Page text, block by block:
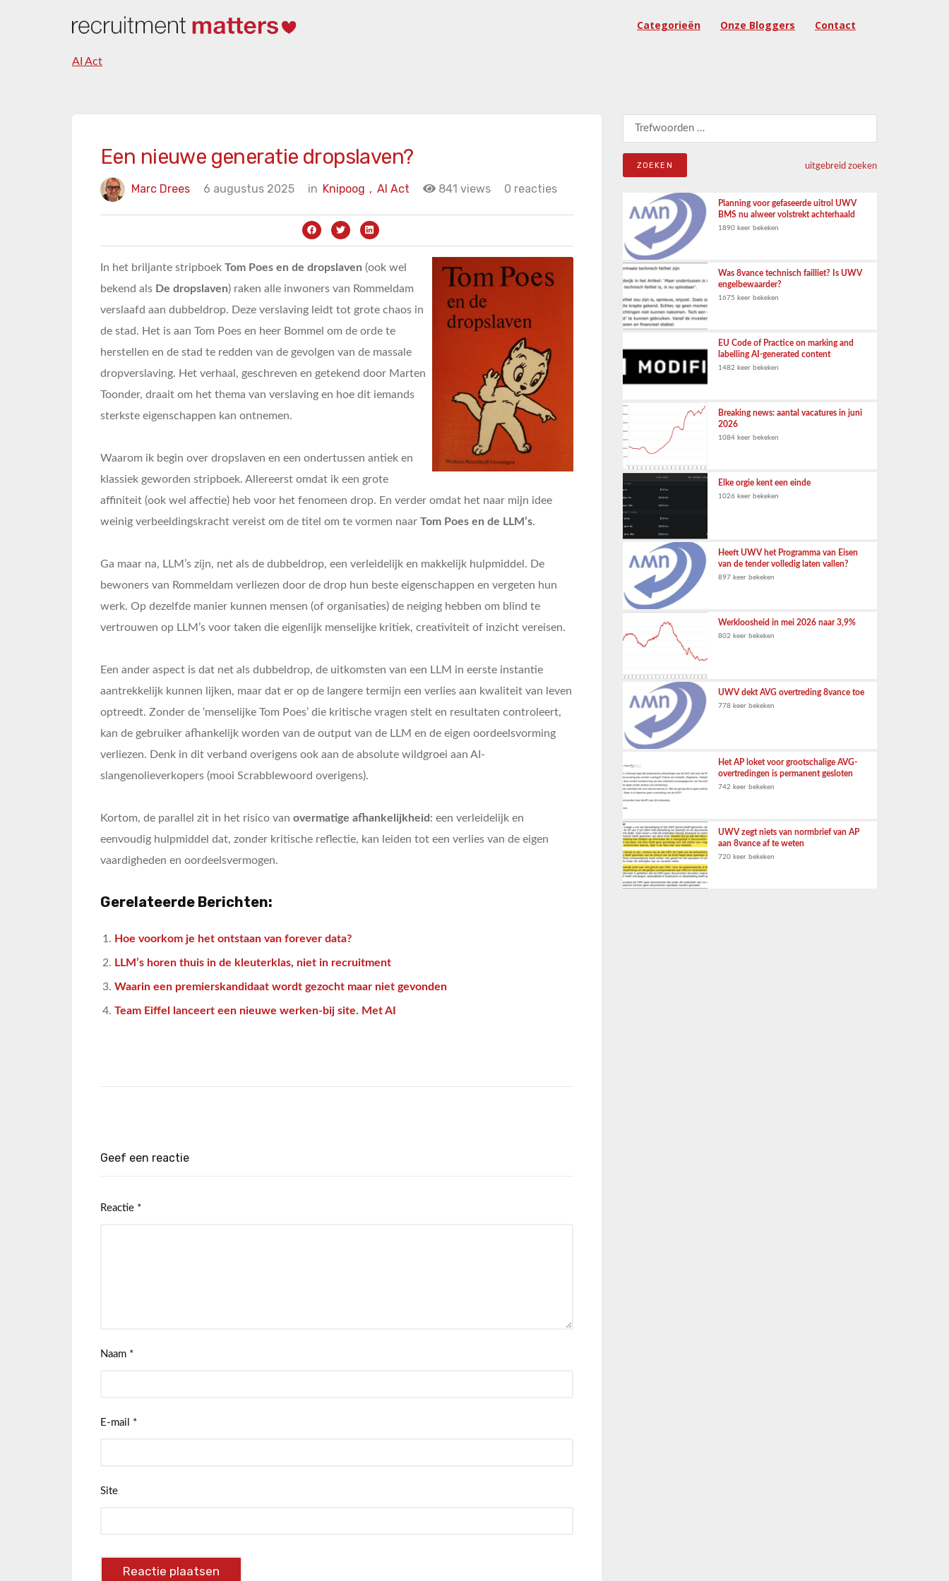
Categorieën Onze Bloggers Contact
AI Act
Een nieuwe generatie dropslaven?
Marc Drees 6 augustus 2025 in AI Act
Knipoog , 841 views 0 reacties
In het briljante stripboek Tom Poes en de dropslaven (ook wel
bekend als De dropslaven) raken alle inwoners van Rommeldam
verslaafd aan dubbeldrop. Deze verslaving leidt tot grote chaos in
de stad. Het is aan Tom Poes en heer Bommel om de orde te
herstellen en de stad te redden van de gevolgen van de massale
dropverslaving. Het verhaal, geschreven en getekend door Marten
Toonder, draait om het thema van verslaving en hoe dit iemands
sterkste eigenschappen kan ontnemen.
Waarom ik begin over dropslaven en een ondertussen antiek en
klassiek geworden stripboek. Allereerst omdat ik een grote
affiniteit (ook wel affectie) heb voor het fenomeen drop. En verder omdat het naar mijn idee
weinig verbeeldingskracht vereist om de titel om te vormen naar Tom Poes en de LLM’s.
Ga maar na, LLM’s zijn, net als de dubbeldrop, een verleidelijk en makkelijk hulpmiddel. De
bewoners van Rommeldam verliezen door de drop hun beste eigenschappen en vergeten hun
werk. Op dezelfde manier kunnen mensen (of organisaties) de neiging hebben om blind te
vertrouwen op LLM’s voor taken die eigenlijk menselijke kritiek, creativiteit of inzicht vereisen.
Een ander aspect is dat net als dubbeldrop, de uitkomsten van een LLM in eerste instantie
aantrekkelijk kunnen lijken, maar dat er op de langere termijn een verlies aan kwaliteit van leven
optreedt. Zonder de ‘menselijke Tom Poes’ die kritische vragen stelt en resultaten controleert,
kan de gebruiker afhankelijk worden van de output van de LLM en de eigen oordeelsvorming
verliezen. Denk in dit verband overigens ook aan de absolute wildgroei aan AI-
slangenolieverkopers (mooi Scrabblewoord overigens).
Kortom, de parallel zit in het risico van overmatige afhankelijkheid : een verleidelijk en
eenvoudig hulpmiddel dat, zonder kritische reflectie, kan leiden tot een verlies van de eigen
vaardigheden en oordeelsvermogen.
Gerelateerde Berichten:
Hoe voorkom je het ontstaan van forever data?
LLM’s horen thuis in de kleuterklas, niet in recruitment
Waarin een premierskandidaat wordt gezocht maar niet gevonden
Team Eiffel lanceert een nieuwe werken-bij site. Met AI
Geef een reactie
Reactie *
Naam *
E-mail *
Site
Zoeken naar:
uitgebreid zoeken
Planning voor gefaseerde uitrol UWV
BMS nu alweer volstrekt achterhaald
1890 keer bekeken
Was 8vance technisch failliet? Is UWV
engelbewaarder?
1675 keer bekeken
EU Code of Practice on marking and
labelling AI-generated content
1482 keer bekeken
Breaking news: aantal vacatures in juni
2026
1084 keer bekeken
Elke orgie kent een einde
1026 keer bekeken
Heeft UWV het Programma van Eisen
van de tender volledig laten vallen?
897 keer bekeken
Werkloosheid in mei 2026 naar 3,9%
802 keer bekeken
UWV dekt AVG overtreding 8vance toe
778 keer bekeken
Het AP loket voor grootschalige AVG-
overtredingen is permanent gesloten
742 keer bekeken
UWV zegt niets van normbrief van AP
aan 8vance af te weten
720 keer bekeken